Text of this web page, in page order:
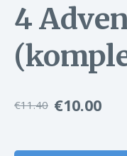
4
€11.40 €10.00